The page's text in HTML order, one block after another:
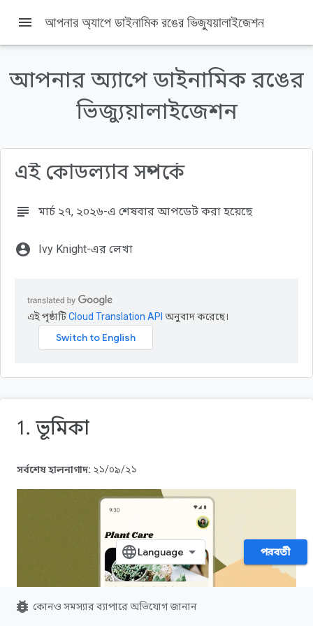
১. ভূমিকা
আপনি যা শিখবেন
আপনার যা যা লাগবে
menu আপনার অ্যাপে ডাইনামিক রঙের ভিজ্যুয়ালাইজেশন
আপনার অ্যাপে ডাইনামিক রঙের
ভিজ্যুয়ালাইজেশন
এই কোডল্যাব সম্পর্কে
subject মার্চ ২৭, ২০২৬-এ শেষবার আপডেট করা হয়েছে
account_circle Ivy Knight-এর লেখা
এই পৃষ্ঠাটিCloud Translation API অনুবাদ করেছে।
1. ভূমিকা
সর্বশেষ হালনাগাদ: ২১/০৯/২১
পরবর্তী
bug_report কোনও সমস্যার ব্যাপারে অভিযোগ জানান